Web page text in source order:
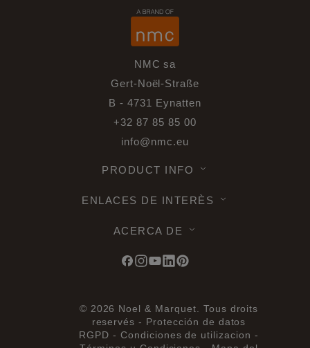
NMC sa
Gert-Noël-Straße
B - 4731 Eynatten
+32 87 85 85 00
info@nmc.eu
PRODUCT INFO
ENLACES DE INTERÈS
ACERCA DE
© 2026 Noel & Marquet. Tous droits
reservés - Protección de datos
RGPD - Condiciones de utilizacion -